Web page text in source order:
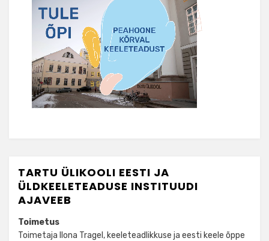
TARTU ÜLIKOOLI EESTI JA
ÜLDKEELETEADUSE INSTITUUDI
AJAVEEB
Toimetus
Toimetaja Ilona Tragel, keeleteadlikkuse ja eesti keele õppe